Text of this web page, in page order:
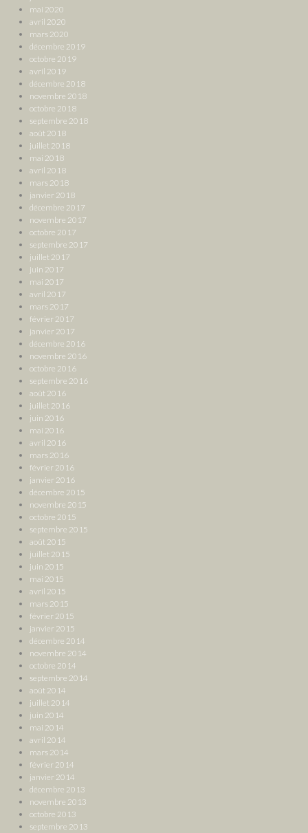
mai 2020
avril 2020
mars 2020
décembre 2019
octobre 2019
avril 2019
décembre 2018
novembre 2018
octobre 2018
septembre 2018
août 2018
juillet 2018
mai 2018
avril 2018
mars 2018
janvier 2018
décembre 2017
novembre 2017
octobre 2017
septembre 2017
juillet 2017
juin 2017
mai 2017
avril 2017
mars 2017
février 2017
janvier 2017
décembre 2016
novembre 2016
octobre 2016
septembre 2016
août 2016
juillet 2016
juin 2016
mai 2016
avril 2016
mars 2016
février 2016
janvier 2016
décembre 2015
novembre 2015
octobre 2015
septembre 2015
août 2015
juillet 2015
juin 2015
mai 2015
avril 2015
mars 2015
février 2015
janvier 2015
décembre 2014
novembre 2014
octobre 2014
septembre 2014
août 2014
juillet 2014
juin 2014
mai 2014
avril 2014
mars 2014
février 2014
janvier 2014
décembre 2013
novembre 2013
octobre 2013
septembre 2013